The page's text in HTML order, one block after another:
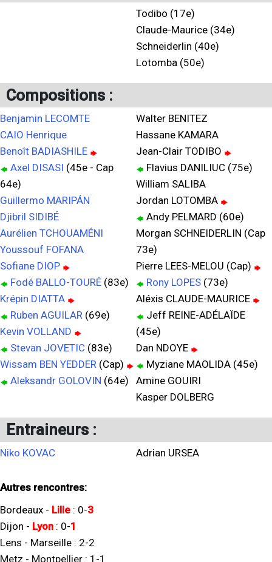
Todibo (17e)
Claude-Maurice (34e)
Schneiderlin (40e)
Lotomba (50e)
Compositions :
Benjamin LECOMTE
CAIO Henrique
Benoît BADIASHILE
Axel DISASI (45e - Cap
64e)
Guillermo MARIPÁN
Djibril SIDIBÉ
Aurélien TCHOUAMÉNI
Youssouf FOFANA
Sofiane DIOP
Fodé BALLO-TOURÉ (83e)
Krépin DIATTA
Ruben AGUILAR (69e)
Kevin VOLLAND
Stevan JOVETIC (83e)
Wissam BEN YEDDER (Cap)
Aleksandr GOLOVIN (64e)
Walter BENITEZ
Hassane KAMARA
Jean-Clair TODIBO
Flavius DANILIUC (75e)
William SALIBA
Jordan LOTOMBA
Andy PELMARD (60e)
Morgan SCHNEIDERLIN (Cap
73e)
Pierre LEES-MELOU (Cap)
Rony LOPES (73e)
Aléxis CLAUDE-MAURICE
Jeff REINE-ADÉLAÏDE
(45e)
Dan NDOYE
Myziane MAOLIDA (45e)
Amine GOUIRI
Kasper DOLBERG
Entraineurs :
Niko KOVAC Adrian URSEA
Autres rencontres:
Bordeaux - Lille : 0-3
Dijon - Lyon : 0-1
Lens - Marseille : 2-2
Metz - Montpellier : 1 -1